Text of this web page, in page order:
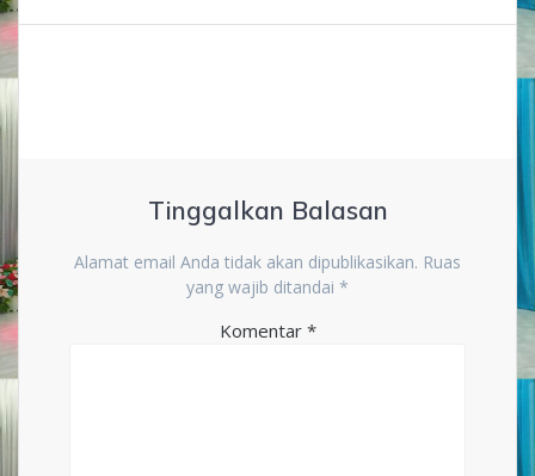
Tinggalkan Balasan
Alamat email Anda tidak akan dipublikasikan. Ruas
yang wajib ditandai *
Komentar *